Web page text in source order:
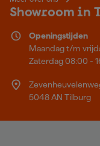
Showroom in
Openingstijden
Maandag t/m
Zaterdag 08:00 -
5048 AN Tilburg